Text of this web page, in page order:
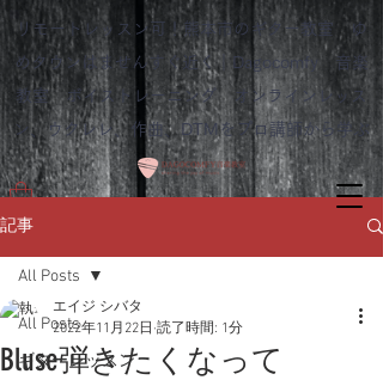
リモートレッスン可！熊本市のギター教室 ゆ
めタウンはませんすぐ近く｜Dagocomfy 音楽
教室 ボイストレーニング オンラインレッス
ン、ウクレレ、作曲、DTMをプロ講師から学ぶ
記事
All Posts
ギターレッスン
All Posts
Bluse弾きたくなって
エイジ シバタ
2022年11月22日 読了時間: 1分